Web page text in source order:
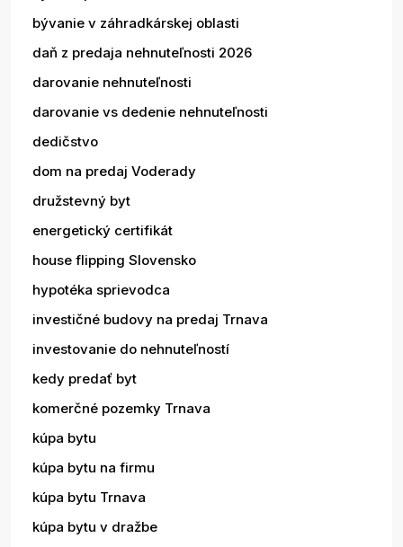
bývanie v záhradkárskej oblasti
daň z predaja nehnuteľnosti 2026
darovanie nehnuteľnosti
darovanie vs dedenie nehnuteľnosti
dedičstvo
dom na predaj Voderady
družstevný byt
energetický certifikát
house flipping Slovensko
hypotéka sprievodca
investičné budovy na predaj Trnava
investovanie do nehnuteľností
kedy predať byt
komerčné pozemky Trnava
kúpa bytu
kúpa bytu na firmu
kúpa bytu Trnava
kúpa bytu v dražbe